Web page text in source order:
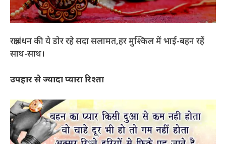
रक्षाबंधन की ये डोर रहे सदा सलामत,हर मुश्किल में भाई-बहन रहें
साथ-साथ।
उपहार से ज्यादा प्यारा रिश्ता